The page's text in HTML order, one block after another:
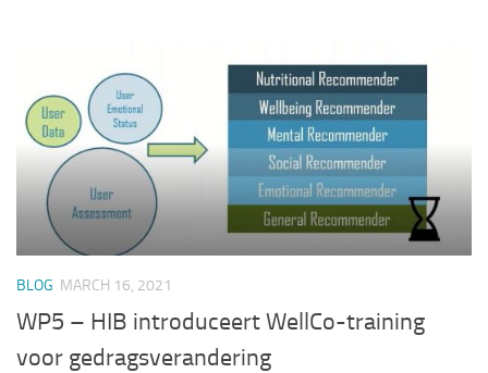
BLOG MARCH 16, 2021
WP5 – HIB introduceert WellCo-training
voor gedragsverandering